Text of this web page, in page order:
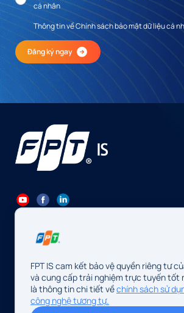
cá nhân
Thông tin về Chính sách bảo mật dữ liệu cá
Đăng ký ngay
Contact@fpt.com
Trụ sở: Số 10 phố Phạm Văn Bạch, P. Cầu Giấy,
Cơ quan chủ quản: Công ty TNHH
Mã số doanh nghiệp: 0104128565 do Sở Tài
FPT IS cam kết bảo vệ quyền riêng tư
và cung cấp trải nghiệm trực tuyến tốt
là thông tin chi tiết vềchính sách sử
công nghệ tương tự.